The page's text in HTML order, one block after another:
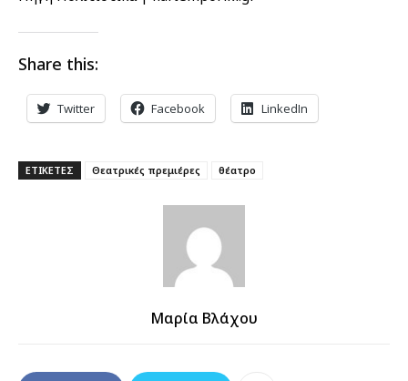
Share this:
Twitter Facebook LinkedIn
ΕΤΙΚΕΤΕΣ Θεατρικές πρεμιέρες θέατρο
Μαρία Βλάχου